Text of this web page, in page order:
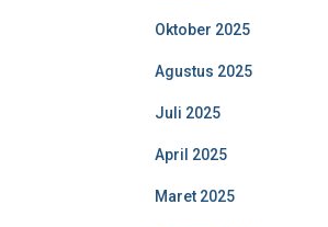
Oktober 2025
Agustus 2025
Juli 2025
April 2025
Maret 2025